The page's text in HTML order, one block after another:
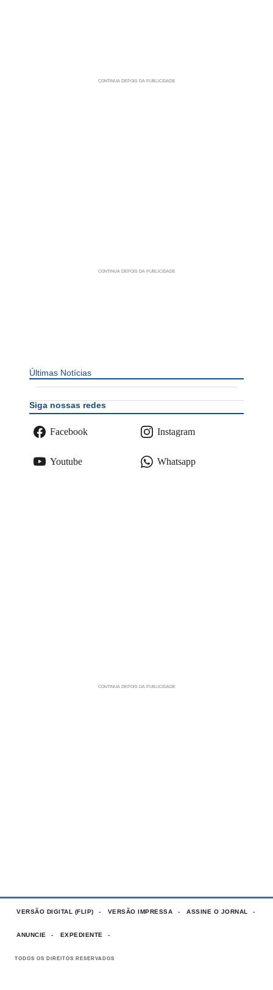
Últimas Notícias
Siga nossas redes
Facebook Instagram
Youtube Whatsapp
VERSÃO DIGITAL (FLIP) VERSÃO IMPRESSA ASSINE O JORNAL
ANUNCIE EXPEDIENTE
TODOS OS DIREITOS RESERVADOS